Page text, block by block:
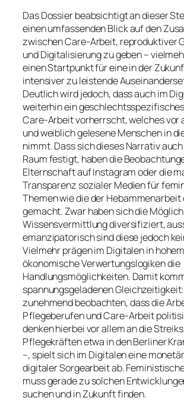
Das Dossier beabsichtigt an dieser
einen umfassenden Blick auf den
zwischen Care-Arbeit, reproduktiver
und Digitalisierung zu geben –
einen Startpunkt für eine in der
intensiver zu leistende
Deutlich wird jedoch, dass auch im
weiterhin ein
Care-Arbeit vorherrscht, welches vor
und weiblich gelesene Menschen in
nimmt. Dass sich dieses Narrativ
Raum festigt, haben die
Elternschaft auf Instagram oder die
Transparenz sozialer Medien für
Themen wie die der
gemacht. Zwar haben sich die
Wissensvermittlung diversifiziert,
emanzipatorisch sind diese jedoch
Vielmehr prägen im Digitalen in
ökonomische Verwertungslogiken die
Handlungsmöglichkeiten. Damit
spannungsgeladenen
zunehmend beobachten, dass die
Pflegeberufen und Care-Arbeit
denken hierbei vor allem an die
Pflegekräften etwa in den Berliner
–, spielt sich im Digitalen eine
digitaler Sorgearbeit ab.
muss gerade zu solchen
suchen und in Zukunft finden.